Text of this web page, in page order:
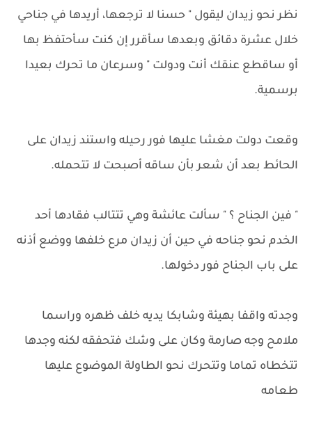
نظر نحو زيدان ليقول " حسنا لا ترجعها، أريدها في جناحي
خلال عشرة دقائق وبعدها سأقرر إن كنت سأحتفظ بها
أو ساقطع عنقك أنت ودولت " وسرعان ما تحرك بعيدا
برسمية.
وقعت دولت مغشا عليها فور رحيله واستند زيدان على
الحائط بعد أن شعر بأن ساقه أصبحت لا تتحمله.
" فين الجناح ؟ " سألت عائشة وهي تتتالب فقادها أحد
الخدم نحو جناحه في حين أن زيدان مرع خلفها ووضع أذنه
على باب الجناح فور دخولها.
وجدته واقفا بهيئة وشابكا يديه خلف ظهره وراسما
ملامح وجه صارمة وكان على وشك فتحفقه لكنه وجدها
تتخطاه تماما وتتحرك نحو الطاولة الموضوع عليها
طعامه